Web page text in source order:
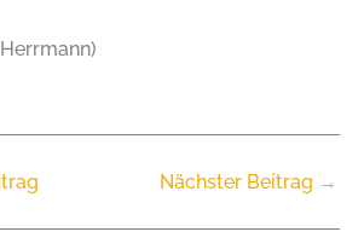
Nächster Beitrag →